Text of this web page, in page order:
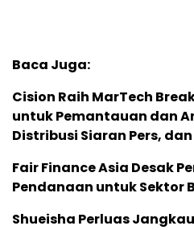
Baca Juga:
Cision Raih MarTech
untuk Pemantauan dan
Distribusi Siaran Pers, dan
Fair Finance Asia Desak
Pendanaan untuk Sektor
Shueisha Perluas